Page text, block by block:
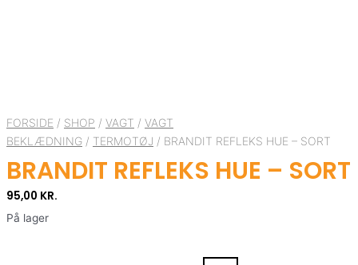
FORSIDE / SHOP / VAGT / VAGT
BEKLÆDNING / TERMOTØJ / BRANDIT REFLEKS HUE – SORT
BRANDIT REFLEKS HUE – SORT
95,00 KR.
På lager